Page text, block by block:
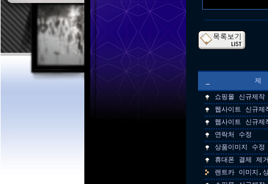
쇼핑몰 신규제작
웹사이트 신규제
웹사이트 신규제
연락처 수정
상품이미지 수정
휴대폰 결제 제
렌트카 이미지,